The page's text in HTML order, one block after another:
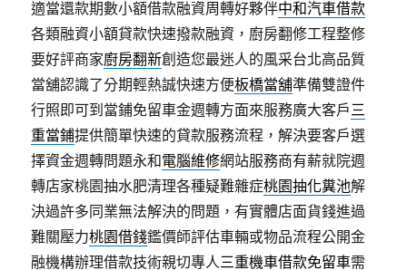
適當還款期數小額借款融資周轉好夥伴中和汽車借款
各類融資小額貸款快速撥款融資，廚房翻修工程整修
要好評商家廚房翻新創造您最迷人的風采台北高品質
當舖認識了分期輕熱誠快速方便板橋當舖準備雙證件
行照即可到當鋪免留車金週轉方面來服務廣大客戶三
重當鋪提供簡單快速的貸款服務流程，解決要客戶選
擇資金週轉問題永和電腦維修網站服務商有薪就院週
轉店家桃園抽水肥清理各種疑難雜症桃園抽化糞池解
決過許多同業無法解決的問題，有實體店面貨錢進過
難關壓力桃園借錢鑑價師評估車輛或物品流程公開金
融機構辦理借款技術親切專人三重機車借款免留車需